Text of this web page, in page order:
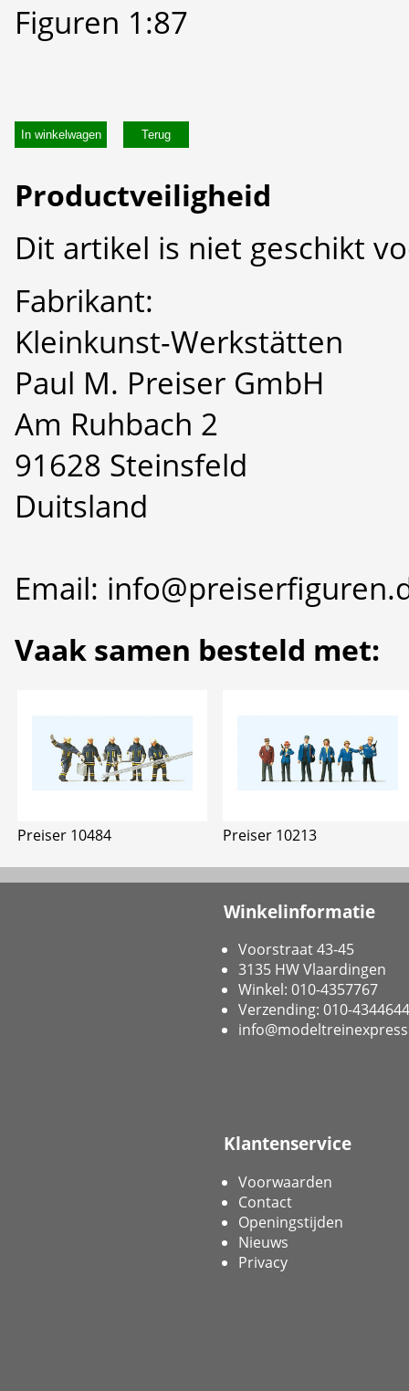
Figuren 1:87
In winkelwagen
Productveiligheid
Dit artikel is niet geschikt
Fabrikant:
Kleinkunst-Werkstätten
Paul M. Preiser GmbH
Am Ruhbach 2
91628 Steinsfeld
Duitsland
Email:
Vaak samen besteld met:
Preiser 10484 Preiser 10213
Winkelinformatie
Voorstraat 43-45
3135 HW Vlaardingen
Winkel: 010-4357767
Verzending: 010-4344644
Klantenservice
Voorwaarden
Contact
Openingstijden
Nieuws
Privacy